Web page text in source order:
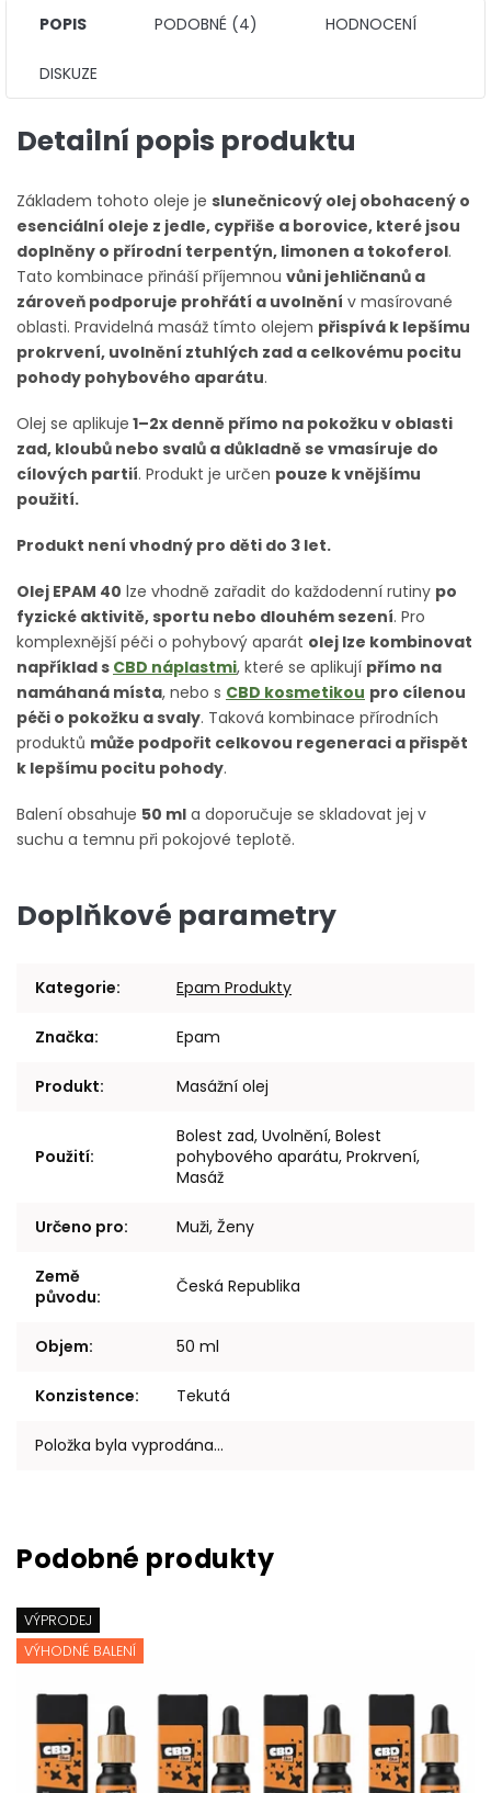
POPIS PODOBNÉ (4) HODNOCENÍ
DISKUZE
Detailní popis produktu
Základem tohoto oleje je slunečnicový olej obohacený o
esenciální oleje z jedle, cypřiše a borovice, které jsou
doplněny o přírodní terpentýn, limonen a tokoferol.
Tato kombinace přináší příjemnou vůni jehličnanů a
zároveň podporuje prohřátí a uvolnění v masírované
oblasti. Pravidelná masáž tímto olejem přispívá k lepšímu
prokrvení, uvolnění ztuhlých zad a celkovému pocitu
pohody pohybového aparátu.
Olej se aplikuje 1–2x denně přímo na pokožku v oblasti
zad, kloubů nebo svalů a důkladně se vmasíruje do
cílových partií. Produkt je určen pouze k vnějšímu
použití.
Produkt není vhodný pro děti do 3 let.
Olej EPAM 40 lze vhodně zařadit do každodenní rutiny po
fyzické aktivitě, sportu nebo dlouhém sezení. Pro
komplexnější péči o pohybový aparát olej lze kombinovat
například s CBD náplastmi, které se aplikují přímo na
namáhaná místa, nebo s CBD kosmetikou pro cílenou
péči o pokožku a svaly. Taková kombinace přírodních
produktů může podpořit celkovou regeneraci a přispět
k lepšímu pocitu pohody.
Balení obsahuje 50 ml a doporučuje se skladovat jej v
suchu a temnu při pokojové teplotě.
Doplňkové parametry
Kategorie: Epam Produkty
Značka: Epam
Produkt: Masážní olej
Použití:
Bolest zad, Uvolnění, Bolest
pohybového aparátu, Prokrvení,
Masáž
Určeno pro: Muži, Ženy
Země
původu: Česká Republika
Objem: 50 ml
Konzistence: Tekutá
Položka byla vyprodána…
VÝPRODEJ
VÝHODNÉ BALENÍ